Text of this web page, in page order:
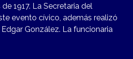
1917. La Secretaria del
evento cívico, además realizó
González. La funcionaria